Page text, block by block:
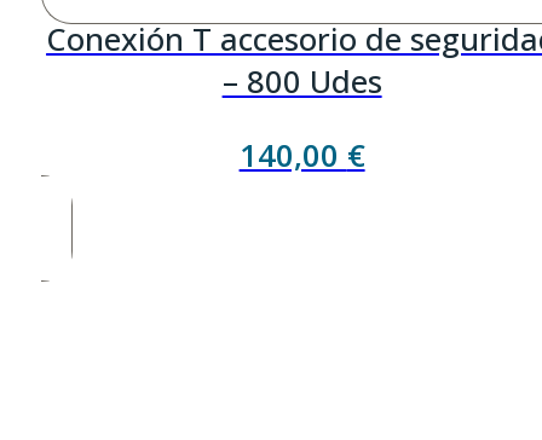
Conexión T accesorio de
– 800 Udes
140,00 €